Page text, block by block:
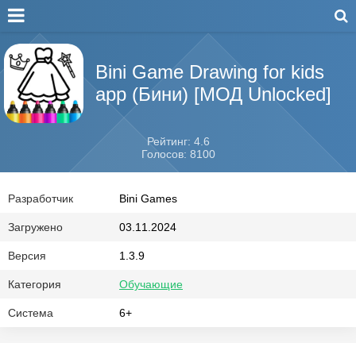
Bini Game Drawing for kids
app (Бини) [МОД Unlocked]
Рейтинг: 4.6
Голосов: 8100
Разработчик Bini Games
Загружено 03.11.2024
Версия 1.3.9
Категория Обучающие
Система 6+